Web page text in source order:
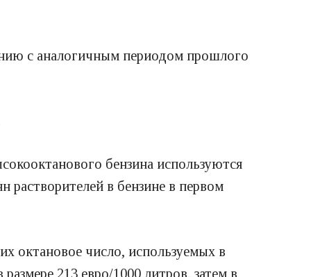
с аналогичным периодом прошлого
бензина используются
растворителей в бензине в первом
октановое число, используемых в
213 евро/1000 литров, затем в